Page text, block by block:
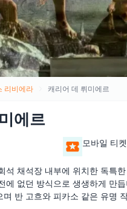
리비에라 캐리어 데 뤼미에르
에르
모바일 티켓
석 채석장 내부에 위치한 독특
에 없던 방식으로 생생하게 만
며 반 고흐와 피카소 같은 유명